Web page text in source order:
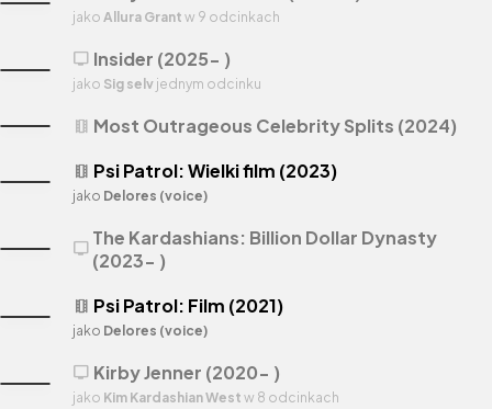
theaters Psi Patrol: Film (2021)
jako Delores (voice)
theaters Psi Patrol: Wielki film (2023)
jako Delores (voice)
theaters Most Outrageous Celebrity Splits (2024)
tv Kirby Jenner (2020- )
jako Kim Kardashian West w 8 odcinkach
jako Allura Grant w 9 odcinkach
tv The Kardashians: Billion Dollar Dynasty
(2023- )
tv Insider (2025- )
jako Sig selv jednym odcinku